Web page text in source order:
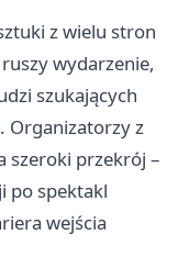
z wielu stron
wydarzenie,
szukających
Organizatorzy z
szeroki przekrój –
po spektakl
wejścia